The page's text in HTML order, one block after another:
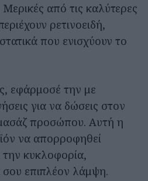
από τις καλύτερες
ρετινοειδή,
που ενισχύουν το
εφάρμοσέ την με
για να δώσεις στον
προσώπου. Αυτή η
να απορροφηθεί
την κυκλοφορία,
σου επιπλέον λάμψη.